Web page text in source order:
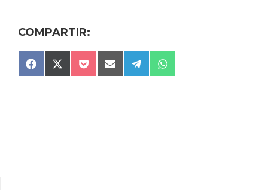
COMPARTIR:
COMPARTIR
EN
F
A
COMPARTIR
EN
X
(
COMPARTIR
EN
P
O
COMPARTIR
EN
E
M
COMPARTIR
EN
E
COMPARTIR
EN
W
H